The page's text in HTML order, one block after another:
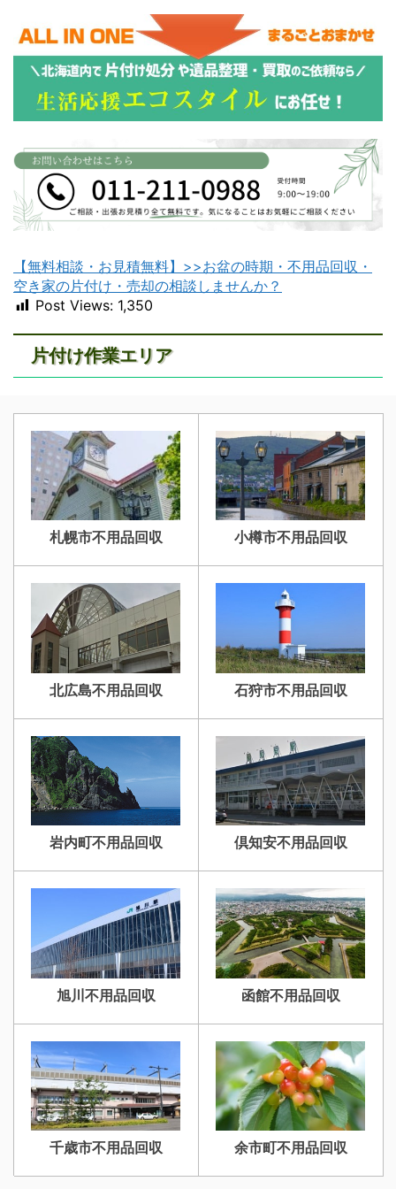
【無料相談・お見積無料】>>お盆の時期・不用品回収・
空き家の片付け・売却の相談しませんか？
Post Views: 1,350
片付け作業エリア
札幌市不用品回収 小樽市不用品回収
北広島不用品回収 石狩市不用品回収
岩内町不用品回収 倶知安不用品回収
旭川不用品回収 函館不用品回収
千歳市不用品回収 余市町不用品回収